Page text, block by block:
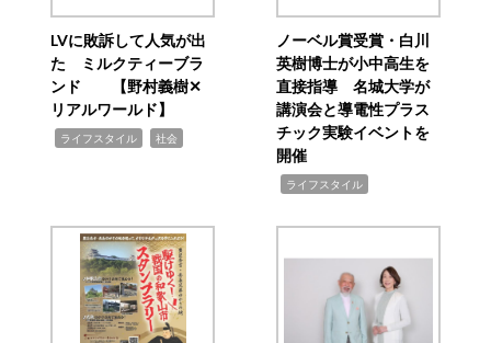
LVに敗訴して人気が出
た ミルクティーブラ
ンド 【野村義樹✕
リアルワールド】
ライフスタイル 社会
ノーベル賞受賞・白川
英樹博士が小中高生を
直接指導 名城大学が
講演会と導電性プラス
チック実験イベントを
開催
ライフスタイル